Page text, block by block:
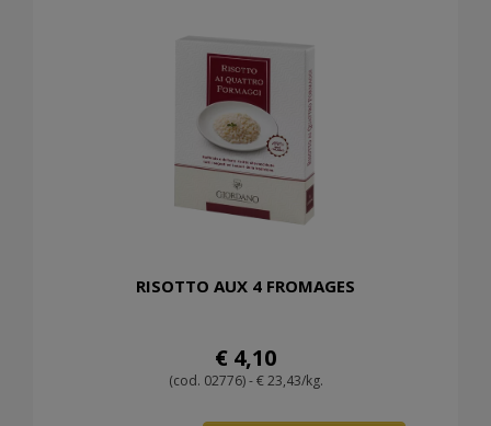
RISOTTO AUX 4 FROMAGES
€ 4,10
(cod. 02776) - € 23,43/kg.